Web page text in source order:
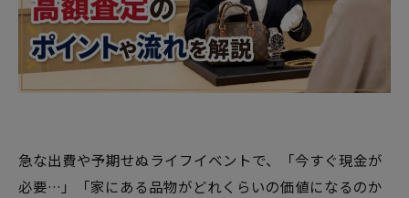
急な出費や予期せぬライフイベントで、「今すぐ現金が
必要…」「家にある品物がどれくらいの価値になるのか